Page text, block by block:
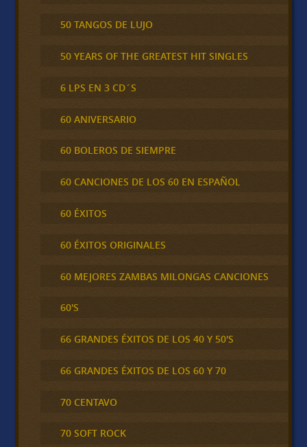
50 TANGOS DE LUJO
50 YEARS OF THE GREATEST HIT SINGLES
6 LPS EN 3 CD´S
60 ANIVERSARIO
60 BOLEROS DE SIEMPRE
60 CANCIONES DE LOS 60 EN ESPAÑOL
60 ÉXITOS
60 ÉXITOS ORIGINALES
60 MEJORES ZAMBAS MILONGAS CANCIONES
60'S
66 GRANDES ÉXITOS DE LOS 40 Y 50'S
66 GRANDES ÉXITOS DE LOS 60 Y 70
70 CENTAVO
70 SOFT ROCK